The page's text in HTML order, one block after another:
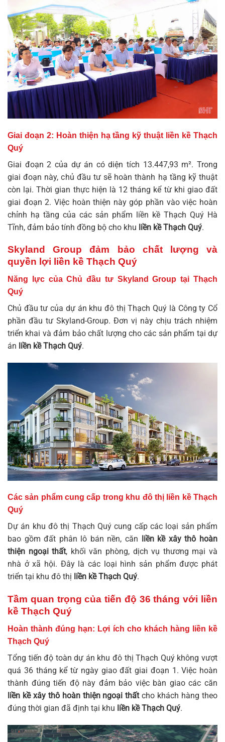
Giai đoạn 2: Hoàn thiện hạ tầng kỹ thuật liền kề Thạch
Quý
Giai đoạn 2 của dự án có diện tích 13.447,93 m². Trong
giai đoạn này, chủ đầu tư sẽ hoàn thành hạ tầng kỹ thuật
còn lại. Thời gian thực hiện là 12 tháng kể từ khi giao đất
giai đoạn 2. Việc hoàn thiện này góp phần vào việc hoàn
chỉnh hạ tầng của các sản phẩm liền kề Thạch Quý Hà
Tĩnh, đảm bảo tính đồng bộ cho khu liền kề Thạch Quý.
Skyland Group đảm bảo chất lượng và
quyền lợi liền kề Thạch Quý
Năng lực của Chủ đầu tư Skyland Group tại Thạch
Quý
Chủ đầu tư của dự án khu đô thị Thạch Quý là Công ty Cổ
phần đầu tư Skyland-Group. Đơn vị này chịu trách nhiệm
triển khai và đảm bảo chất lượng cho các sản phẩm tại dự
án liền kề Thạch Quý.
Các sản phẩm cung cấp trong khu đô thị liền kề Thạch
Quý
Dự án khu đô thị Thạch Quý cung cấp các loại sản phẩm
bao gồm đất phân lô bán nền, căn
liền kề xây thô hoàn
thiện ngoại thất, khối văn phòng, dịch vụ thương mại và
nhà ở xã hội. Đây là các loại hình sản phẩm được phát
triển tại khu đô thị liền kề Thạch Quý.
Tầm quan trọng của tiến độ 36 tháng với liền
kề Thạch Quý
Hoàn thành đúng hạn: Lợi ích cho khách hàng liền kề
Thạch Quý
Tổng tiến độ toàn dự án khu đô thị Thạch Quý không vượt
quá 36 tháng kể từ ngày giao đất giai đoạn 1. Việc hoàn
thành đúng tiến độ này đảm bảo việc bàn giao các căn
liền kề xây thô hoàn thiện ngoại thấtcho khách hàng theo
đúng thời gian đã định tại khu liền kề Thạch Quý.